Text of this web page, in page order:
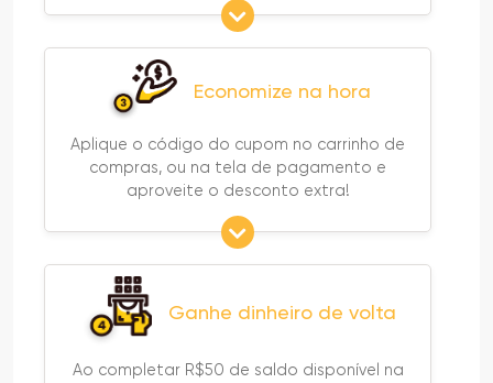
Economize na hora
Aplique o código do cupom no carrinho de
compras, ou na tela de pagamento e
aproveite o desconto extra!
Ganhe dinheiro de volta
Ao completar R$50 de saldo disponível na